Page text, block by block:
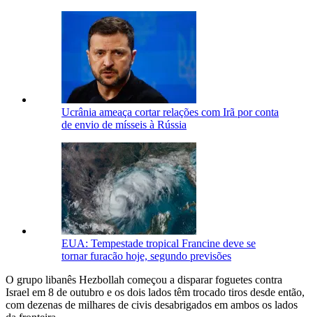
Ucrânia ameaça cortar relações com Irã por conta
de envio de mísseis à Rússia
EUA: Tempestade tropical Francine deve se
tornar furacão hoje, segundo previsões
O grupo libanês Hezbollah começou a disparar foguetes contra
Israel em 8 de outubro e os dois lados têm trocado tiros desde então,
com dezenas de milhares de civis desabrigados em ambos os lados